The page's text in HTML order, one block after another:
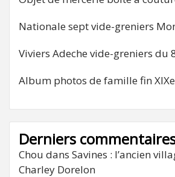
Nationale sept vide-greniers
Viviers Adeche vide-greniers du
Album photos de famille fin
Derniers
Chou dans Savines : l’ancien
Charley Dorelon